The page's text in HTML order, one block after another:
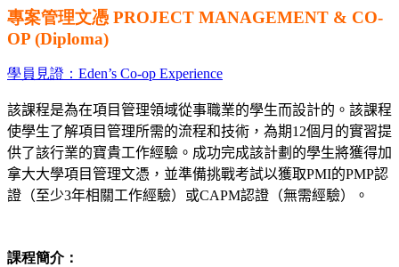
專案管理文憑 PROJECT MANAGEMENT & CO-
OP (Diploma)
學員見證：Eden’s Co-op Experience
該課程是為在項目管理領域從事職業的學生而設計的。該課程
使學生了解項目管理所需的流程和技術，為期12個月的實習提
供了該行業的寶貴工作經驗。成功完成該計劃的學生將獲得加
拿大大學項目管理文憑，並準備挑戰考試以獲取PMI的PMP認
證（至少3年相關工作經驗）或CAPM認證（無需經驗）。
課程簡介：